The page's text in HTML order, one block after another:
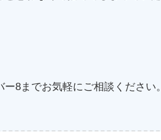
8までお気軽にご相談ください。